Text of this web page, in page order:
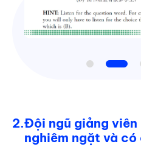
2.Đội ngũ giảng
nghiêm ngặt và